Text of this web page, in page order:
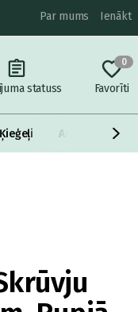
Par mums Ienākt
statuss
0
Favorīti
Armatūra un